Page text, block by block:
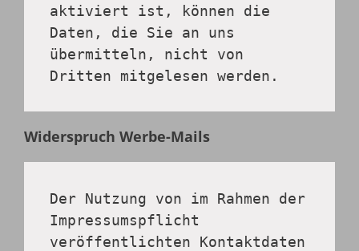
aktiviert ist, können die
Daten, die Sie an uns
übermitteln, nicht von
Dritten mitgelesen werden.
Widerspruch Werbe-Mails
Der Nutzung von im Rahmen der
Impressumspflicht
veröffentlichten Kontaktdaten